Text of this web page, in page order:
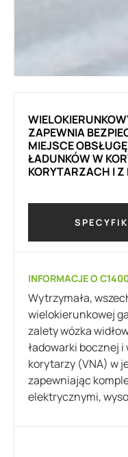
ZAPEWNIA
MIEJSCE
ŁADUNKÓW W
KORYTARZACH I Z
INFORMACJE O
Wytrzymała,
wielokierunkowej
zalety wózka
ładowarki bocznej i
korytarzy (VNA) w
zapewniając
elektrycznymi,